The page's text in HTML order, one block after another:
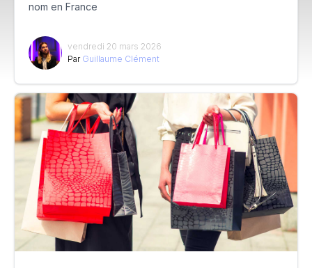
nom en France
vendredi 20 mars 2026
Par Guillaume Clément